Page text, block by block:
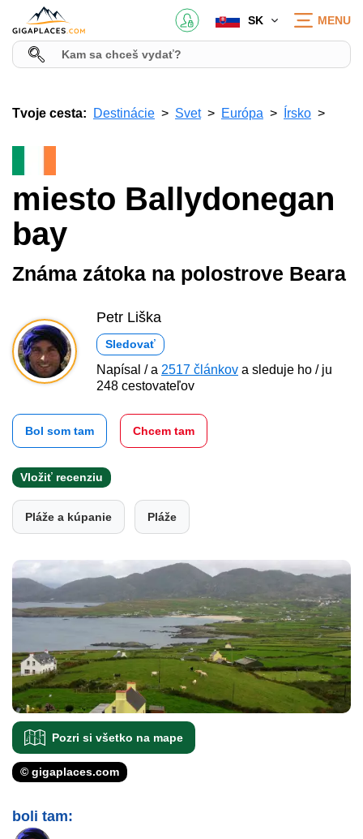
SK MENU
Tvoje cesta: Destinácie Svet Európa Írsko
miesto Ballydonegan
bay
Známa zátoka na polostrove Beara
Petr Liška
Sledovať
Napísal / a 2517 článkov a sleduje ho / ju
248 cestovateľov
Bol som tam Chcem tam
Vložiť recenziu
Pláže a kúpanie Pláže
Pozri si všetko na mape
© gigaplaces.com
boli tam: